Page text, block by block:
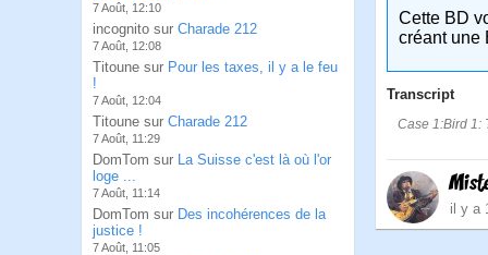
7 Août, 12:10
incognito sur Charade 212
7 Août, 12:08
Titoune sur Pour les taxes, il y a le feu
!
7 Août, 12:04
Titoune sur Charade 212
7 Août, 11:29
DomTom sur La Suisse c'est là où l'or
loge ...
7 Août, 11:14
DomTom sur Des incohérences de la
justice !
7 Août, 11:05
Cette BD
créant une
Transcript
Case 1:Bird 1:
il y a